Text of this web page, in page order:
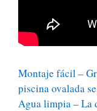
Montaje fácil –
piscina ovalada
Agua limpia – La